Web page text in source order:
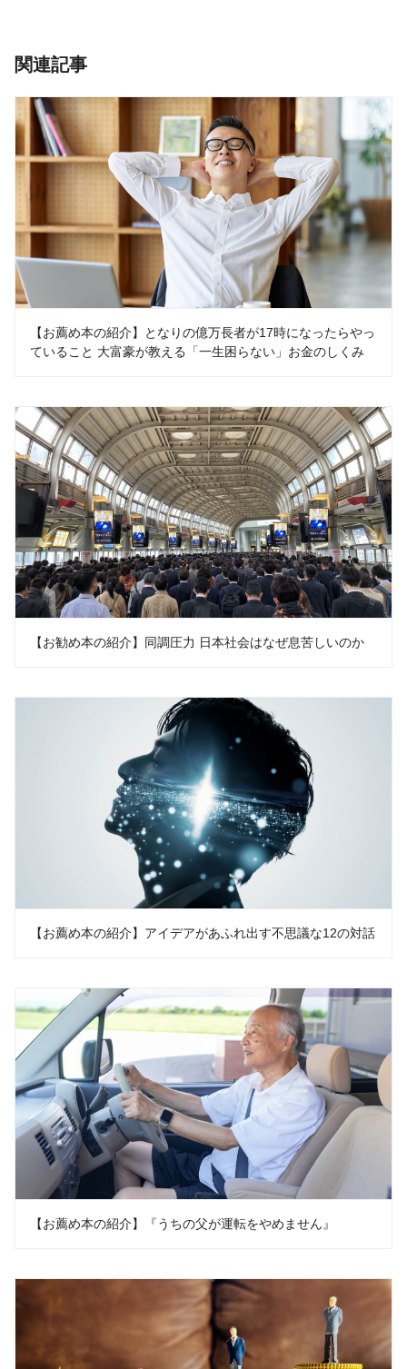
関連記事
【お薦め本の紹介】となりの億万長者が17時になったらやっ
ていること 大富豪が教える「一生困らない」お金のしくみ
【お勧め本の紹介】同調圧力 日本社会はなぜ息苦しいのか
【お薦め本の紹介】アイデアがあふれ出す不思議な12の対話
【お薦め本の紹介】『うちの父が運転をやめません』